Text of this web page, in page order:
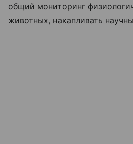
общий мониторинг
животных, накапливать